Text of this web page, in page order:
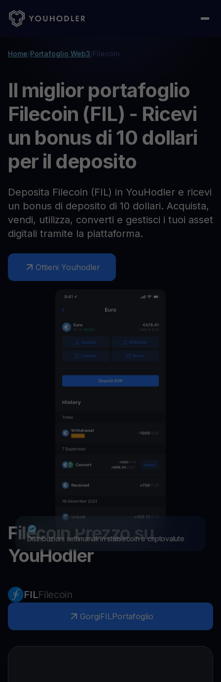
Home/Portafoglio Web3/Filecoin
Il miglior portafoglio
Filecoin (FIL) - Ricevi
un bonus di 10 dollari
per il deposito
Deposita Filecoin (FIL) in YouHodler e ricevi
un bonus di deposito di 10 dollari. Acquista,
vendi, utilizza, converti e gestisci i tuoi asset
digitali tramite la piattaforma.
Ottieni Youhodler
Distribuzioni settimanali in stablecoin e criptovalute
FilecoinPrezzo su
YouHodler
FILFilecoin
GorgiFILPortafoglio